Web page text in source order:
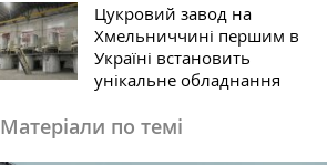
Цукровий завод на
Хмельниччині першим в
Україні встановить
унікальне обладнання
Матеріали по темі